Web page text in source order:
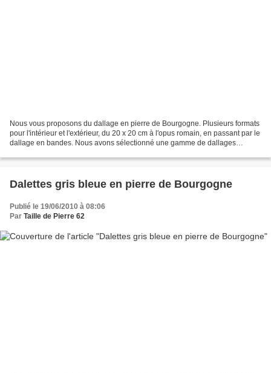
Nous vous proposons du dallage en pierre de Bourgogne. Plusieurs formats
pour l'intérieur et l'extérieur, du 20 x 20 cm à l'opus romain, en passant par le
dallage en bandes. Nous avons sélectionné une gamme de dallages
Dalettes gris bleue en pierre de Bourgogne
Publié le 19/06/2010 à 08:06
Par Taille de Pierre 62